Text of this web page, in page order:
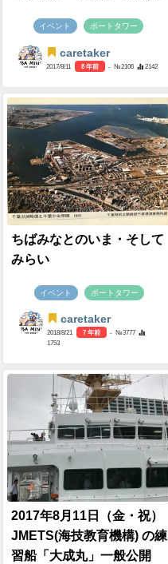
イベント ポートタワー
caretaker
2017/8/11 8 年前 - №2106 2142
ちばみなとのいま・そして
みらい
イベント ポートタワー
caretaker
2018/8/21 7 年前
- №3777
1753
2017年8月11日（金・祝）
JMETS(海技教育機構) の練
習船「大成丸」一般公開